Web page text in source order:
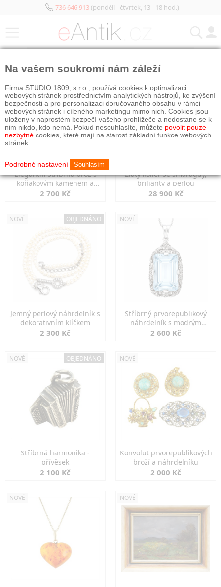
736 646 913(pondělí - čtvrtek, 13 - 18 hod.)
Elegantní stříbrná brož s
koňakovým kamenem a
markazity
2 700 Kč
Zlatý kolier se smaragdy,
brilianty a perlou
28 900 Kč
NOVÉ OBJEDNÁNO
Jemný perlový náhrdelník s
dekorativním klíčkem
2 300 Kč
NOVÉ
Stříbrný prvorepublikový
náhrdelník s modrým
spinelem
2 600 Kč
NOVÉ OBJEDNÁNO
Stříbrná harmonika -
přívěsek
2 100 Kč
NOVÉ
Konvolut prvorepublikových
broží a náhrdelníku
2 000 Kč
NOVÉ NOVÉ
Na vašem soukromí nám záleží
Firma STUDIO 1809, s.r.o., používá cookies k optimalizaci
webových stránek prostřednictvím analytických nástrojů, ke zvýšení
bezpečnosti a pro personalizaci doručovaného obsahu v rámci
webových stránek i cíleného marketingu mimo nich. Cookies jsou
uloženy v naprostém bezpečí vašeho prohlížeče a nedostane se k
nim nikdo, kdo nemá. Pokud nesouhlasíte, můžete povolit pouze
nezbytné cookies, které mají na starost základní funkce webových
stránek.
Podrobné nastavení Souhlasím